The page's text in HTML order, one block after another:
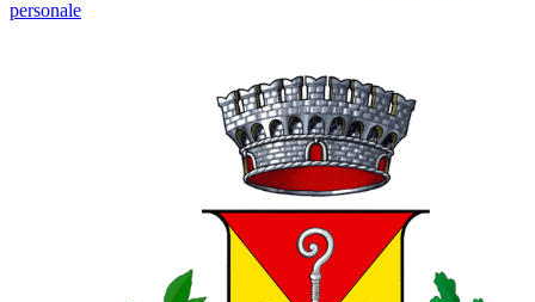
personale